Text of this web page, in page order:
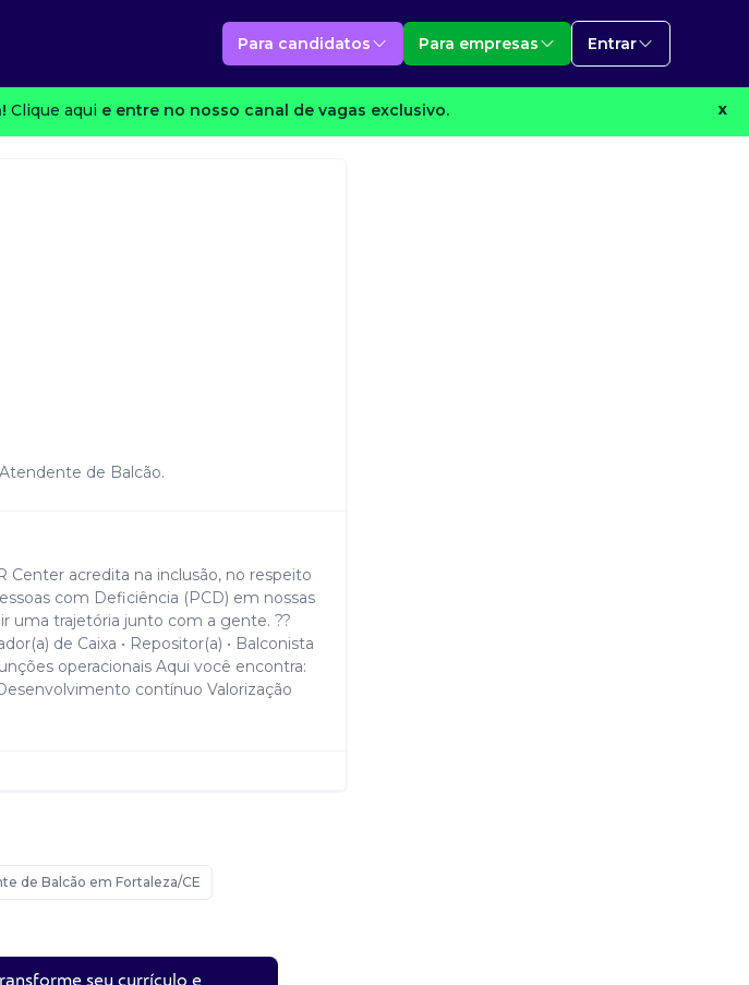
Para candidatos Para empresas Entrar
Clique aqui e entre no nosso canal de vagas exclusivo. X
de Balcão.
Center acredita na inclusão, no respeito
com Deficiência (PCD) em nossas
uma trajetória junto com a gente. ??
de Caixa • Repositor(a) • Balconista
operacionais Aqui você encontra:
contínuo Valorização
de Balcão em Fortaleza/CE
seu currículo e